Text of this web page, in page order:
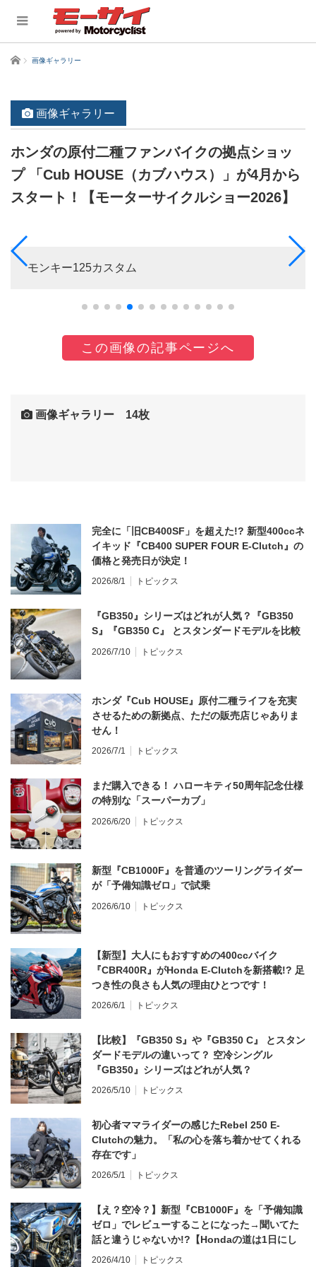
ホーム 画像ギャラリー
画像ギャラリー
ホンダの原付二種ファンバイクの拠点ショッ
プ 「Cub HOUSE（カブハウス）」が4月から
スタート！【モーターサイクルショー2026】
モンキー125カスタム
この画像の記事ページへ
画像ギャラリー 14枚
完全に「旧CB400SF」を超えた!? 新型400ccネ
イキッド『CB400 SUPER FOUR E-Clutch』の
価格と発売日が決定！
2026/8/1 トピックス
『GB350』シリーズはどれが人気？『GB350
S』『GB350 C』 とスタンダードモデルを比較
2026/7/10 トピックス
ホンダ『Cub HOUSE』原付二種ライフを充実
させるための新拠点、ただの販売店じゃありま
せん！
2026/7/1 トピックス
まだ購入できる！ ハローキティ50周年記念仕様
の特別な「スーパーカブ」
2026/6/20 トピックス
新型『CB1000F』を普通のツーリングライダー
が「予備知識ゼロ」で試乗
2026/6/10 トピックス
【新型】大人にもおすすめの400ccバイク
『CBR400R』がHonda E-Clutchを新搭載!? 足
つき性の良さも人気の理由ひとつです！
2026/6/1 トピックス
【比較】『GB350 S』や『GB350 C』 とスタン
ダードモデルの違いって？ 空冷シングル
『GB350』シリーズはどれが人気？
2026/5/10 トピックス
初心者ママライダーの感じたRebel 250 E-
Clutchの魅力。「私の心を落ち着かせてくれる
存在です」
2026/5/1 トピックス
【え？空冷？】新型『CB1000F』を「予備知識
ゼロ」でレビューすることになった→聞いてた
話と違うじゃないか!?【Hondaの道は1日にし
てならず／CB1000F ①第一印象 編】
2026/4/10 トピックス